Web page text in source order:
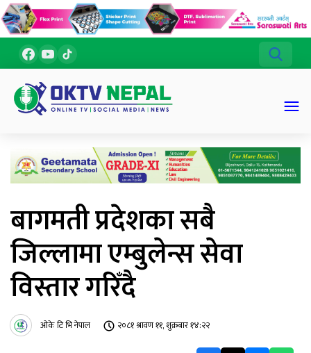
बागमती प्रदेशका सबै
जिल्लामा एम्बुलेन्स सेवा
विस्तार गरिँदै
ओके टि भि नेपाल २०८१ श्रावण ११, शुक्रबार १४:२२